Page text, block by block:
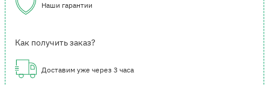
Наши гарантии
Как получить заказ?
Доставим уже через 3 часа